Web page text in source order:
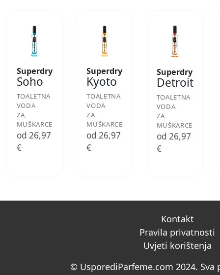
Superdry
Soho
TOALETNA
VODA
ZA
MUŠKARCE
od 26,97
€
Superdry
Kyoto
TOALETNA
VODA
ZA
MUŠKARCE
od 26,97
€
Superdry
Detroit
TOALETNA
VODA
ZA
MUŠKARCE
od 26,97
€
Kontakt
Pravila privatnosti
Uvjeti korištenja
© UsporediParfeme.com 2024. Sva